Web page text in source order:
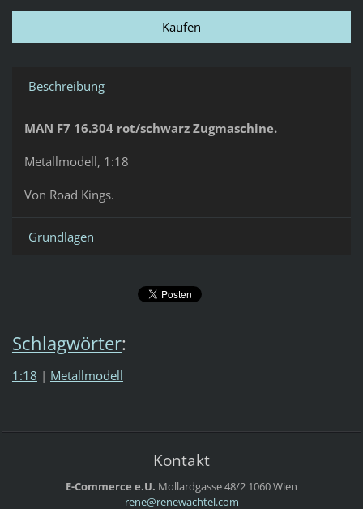
Beschreibung
MAN F7 16.304 rot/schwarz Zugmaschine.
Metallmodell, 1:18
Von Road Kings.
Grundlagen
Schlagwörter:
1:18 | Metallmodell
Kontakt
E-Commerce e.U. Mollardgasse 48/2 1060 Wien
rene@renewachtel.com